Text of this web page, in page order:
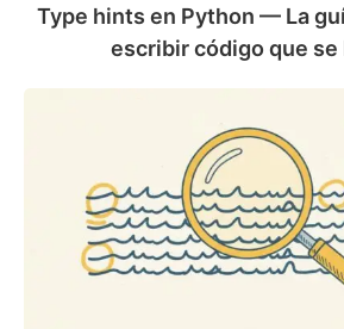
código
que
solo
Type hints en Python — La
escribir código que se
en
Python
—
`re`
con